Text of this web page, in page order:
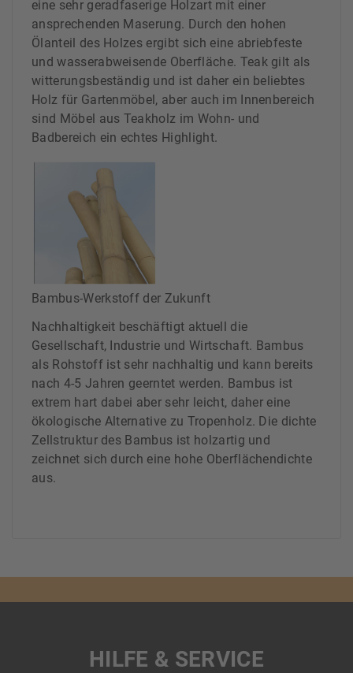
eine sehr geradfaserige Holzart mit einer
ansprechenden Maserung. Durch den hohen
Ölanteil des Holzes ergibt sich eine abriebfeste
und wasserabweisende Oberfläche. Teak gilt als
witterungsbeständig und ist daher ein beliebtes
Holz für Gartenmöbel, aber auch im Innenbereich
sind Möbel aus Teakholz im Wohn- und
Badbereich ein echtes Highlight.
Bambus-Werkstoff der Zukunft
Nachhaltigkeit beschäftigt aktuell die
Gesellschaft, Industrie und Wirtschaft. Bambus
als Rohstoff ist sehr nachhaltig und kann bereits
nach 4-5 Jahren geerntet werden. Bambus ist
extrem hart dabei aber sehr leicht, daher eine
ökologische Alternative zu Tropenholz. Die dichte
Zellstruktur des Bambus ist holzartig und
zeichnet sich durch eine hohe Oberflächendichte
aus.
HILFE & SERVICE